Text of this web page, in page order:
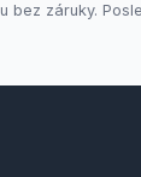
bez záruky.